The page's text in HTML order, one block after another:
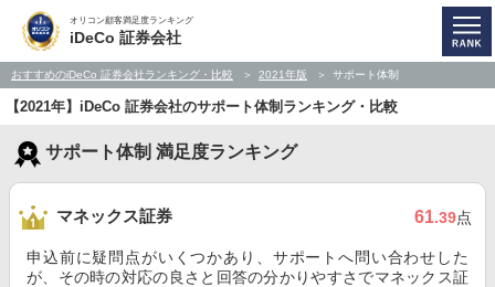
オリコン顧客満足度ランキング
iDeCo 証券会社
おすすめのiDeCo 証券会社ランキング・比較 2021年版 サポート体制
【2021年】iDeCo 証券会社のサポート体制ランキング・比較
サポート体制 満足度ランキング
マネックス証券 61.39点
申込前に疑問点がいくつかあり、サポートへ問い合わせした
が、その時の対応の良さと回答の分かりやすさでマネックス証